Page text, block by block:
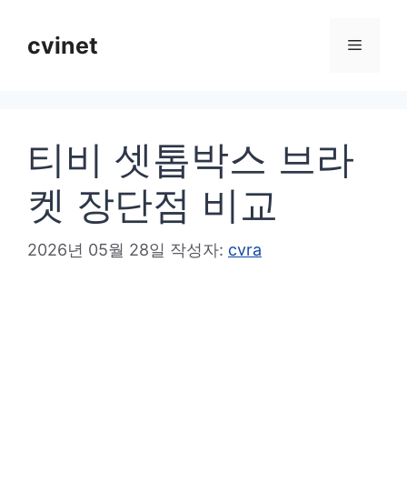
cvinet 메
티비 셋톱박스 브라
켓 장단점 비교
2026년 05월 28일 작성자: cvra